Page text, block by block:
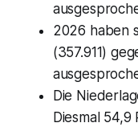
2026 haben
(357.911)
Die
Diesmal